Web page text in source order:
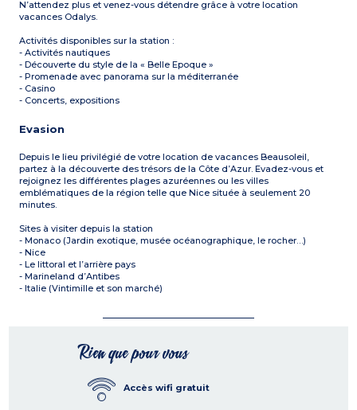
N’attendez plus et venez-vous détendre grâce à votre location
vacances Odalys.
Activités disponibles sur la station :
- Activités nautiques
- Découverte du style de la « Belle Epoque »
- Promenade avec panorama sur la méditerranée
- Casino
- Concerts, expositions
Evasion
Depuis le lieu privilégié de votre location de vacances Beausoleil,
partez à la découverte des trésors de la Côte d’Azur. Evadez-vous et
rejoignez les différentes plages azuréennes ou les villes
emblématiques de la région telle que Nice située à seulement 20
minutes.
Sites à visiter depuis la station
- Monaco (Jardin exotique, musée océanographique, le rocher…)
- Nice
- Le littoral et l’arrière pays
- Marineland d’Antibes
- Italie (Vintimille et son marché)
Rien que pour vous
Accès wifi gratuit